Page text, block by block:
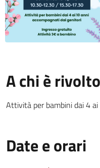
A chi è rivolto
Attività per bambini dai 4
Date e orari